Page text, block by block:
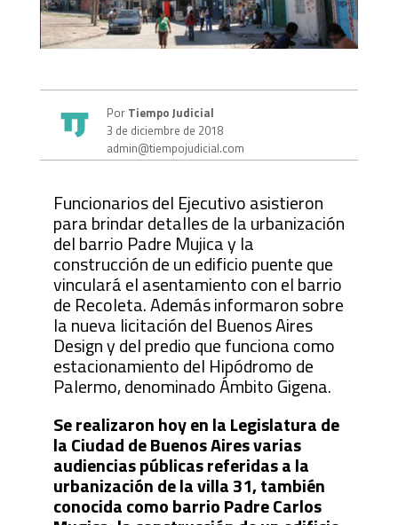
PorTiempo Judicial
3 de diciembre de 2018
admin@tiempojudicial.com
Funcionarios del Ejecutivo asistieron
para brindar detalles de la urbanización
del barrio Padre Mujica y la
construcción de un edificio puente que
vinculará el asentamiento con el barrio
de Recoleta. Además informaron sobre
la nueva licitación del Buenos Aires
Design y del predio que funciona como
estacionamiento del Hipódromo de
Palermo, denominado Ámbito Gigena.
Se realizaron hoy en la Legislatura de
la Ciudad de Buenos Aires varias
audiencias públicas referidas a la
urbanización de la villa 31, también
conocida como barrio Padre Carlos